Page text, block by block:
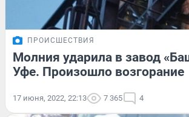
ПРОИСШЕСТВИЯ
Молния ударила в завод
Уфе. Произошло возгорание
17 июня, 2022, 22:13 7 365 4